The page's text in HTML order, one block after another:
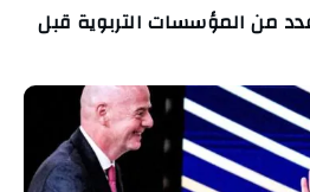
من المؤسسات التربوية قبل